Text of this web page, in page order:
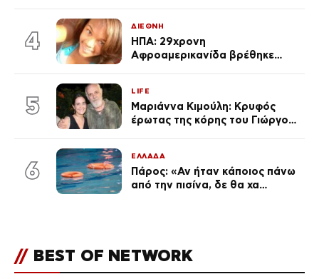
4
ΔΙΕΘΝΗ
ΗΠΑ: 29χρονη
Αφροαμερικανίδα βρέθηκε
5
LIFE
Μαριάννα Κιμούλη: Κρυφός
έρωτας της κόρης του Γιώργου,
6
ΕΛΛΑΔΑ
Πάρος: «Αν ήταν κάποιος πάνω
από την πισίνα, δε θα χα
beach bar
// BEST OF NETWORK